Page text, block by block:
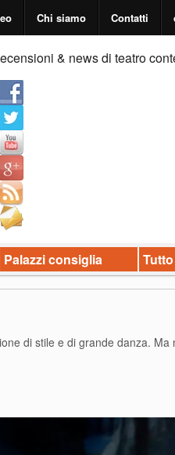
Chi siamo Contatti
& news di teatro
Palazzi consiglia
di stile e di grande danza. Ma